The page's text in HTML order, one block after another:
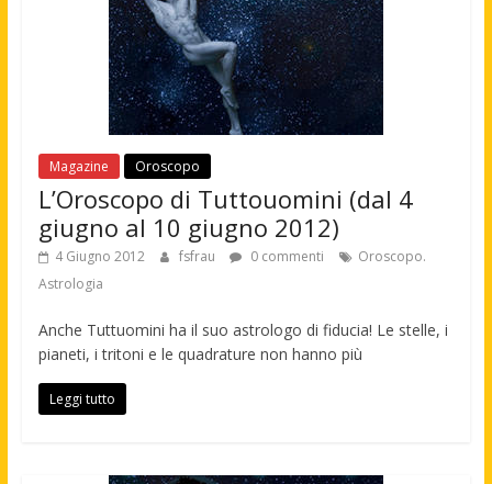
Magazine Oroscopo
L’Oroscopo di Tuttouomini (dal 4
giugno al 10 giugno 2012)
4 Giugno 2012 fsfrau 0 commenti
Oroscopo.
Astrologia
Anche Tuttuomini ha il suo astrologo di fiducia! Le stelle, i
pianeti, i tritoni e le quadrature non hanno più
Leggi tutto